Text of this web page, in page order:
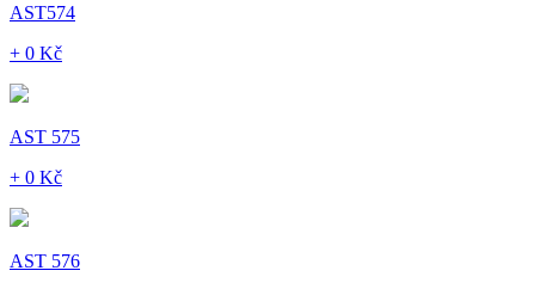
AST574
+ 0 Kč
AST 575
+ 0 Kč
AST 576